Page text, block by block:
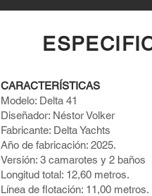
CARACTERÍSTICAS
Modelo: Delta 41
Diseñador: Néstor Volker
Fabricante: Delta Yachts
Año de fabricación: 2025.
Versión: 3 camarotes y 2 baños
Longitud total: 12,60 metros.
Línea de flotación: 11,00 metros.